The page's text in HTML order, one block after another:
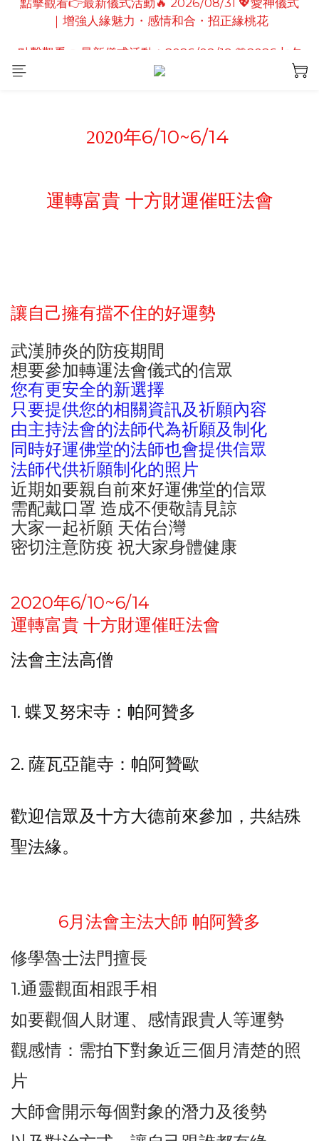
點擊觀看👉最新儀式活動🔥2026/08/19 💗2026七夕
點擊觀看👉最新儀式活動🔥2026/08/19 💗2026七夕
情定善緣桃花燈｜泰國高僧祈願點燈儀式
2020年6/10~6/14
運轉富貴 十方財運催旺法會
讓自己擁有擋不住的好運勢
武漢肺炎的防疫期間
想要參加轉運法會儀式的信眾
您有更安全的新選擇
只要提供您的相關資訊及祈願內容
由主持法會的法師代為祈願及制化
同時好運佛堂的法師也會提供信眾
法師代供祈願制化的照片
近期如要親自前來好運佛堂的信眾
需配戴口罩 造成不便敬請見諒
大家一起祈願 天佑台灣
密切注意防疫 祝大家身體健康
2020年6/10~6/14
運轉富貴 十方財運催旺法會
法會主法高僧
1. 蝶叉努宋寺：帕阿贊多
2. 薩瓦亞龍寺：帕阿贊歐
歡迎信眾及十方大德前來參加，共結殊
聖法緣。
6月法會主法大師 帕阿贊多
修學魯士法門擅長
1.通靈觀面相跟手相
如要觀個人財運、感情跟貴人等運勢
觀感情：需拍下對象近三個月清楚的照
片
大師會開示每個對象的潛力及後勢